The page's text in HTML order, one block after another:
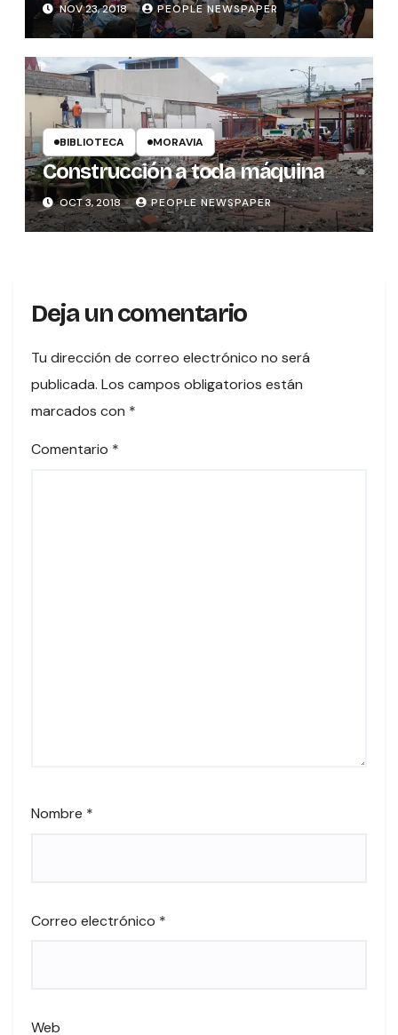
NOV 23, 2018 PEOPLE NEWSPAPER
BIBLIOTECA MORAVIA
Construcción a toda máquina
OCT 3, 2018 PEOPLE NEWSPAPER
Deja un comentario
Tu dirección de correo electrónico no será
publicada. Los campos obligatorios están
marcados con *
Comentario *
Nombre *
Correo electrónico *
Web